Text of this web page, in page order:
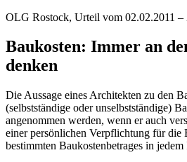
OLG Rostock, Urteil vom 02.02.2011 –
Baukosten: Immer an
denken
Die Aussage eines Architekten zu den
(selbstständige oder unselbstständige)
angenommen werden, wenn er auch
einer persönlichen Verpflichtung für die
bestimmten Baukostenbetrages in